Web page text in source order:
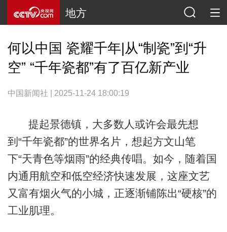
地方
何以中国 瓷耀千年|从“制瓷”到“升
空” “千年瓷都”有了百亿新产业
中国新闻社 | 2025-11-24 18:00:19
提起景德镇，大多数人或许会最先想
到“千年瓷都”的世界名片，想起方文山笔
下“天青色等烟雨”的经典传唱。如今，随着国
内通用航空和低空经济快速发展，这座文艺
又富有烟火气的小城，正逐渐铺陈出“硬核”的
工业肌理。